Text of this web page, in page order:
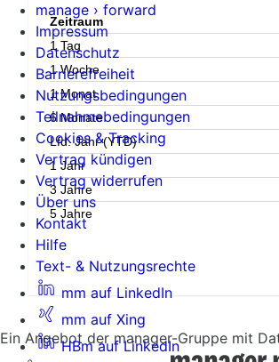
Zeitraum
1 Tag
1 Woche
1 Monat
6 Monate
Lfd. Jahr (YTD)
1 Jahr
3 Jahre
5 Jahre
Ein Angebot der manager-Gruppe mit
manage › forward
Impressum
Datenschutz
Barrierefreiheit
Nutzungsbedingungen
Teilnahmebedingungen
Cookies & Tracking
Vertrag kündigen
Vertrag widerrufen
Über uns
Kontakt
Hilfe
Text- & Nutzungsrechte
mm auf LinkedIn
mm auf Xing
HBm auf LinkedIn